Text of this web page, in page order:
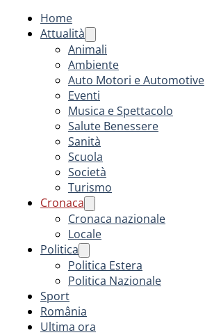
Home
Attualità
Animali
Ambiente
Auto Motori e Automotive
Eventi
Musica e Spettacolo
Salute Benessere
Sanità
Scuola
Società
Turismo
Cronaca
Cronaca nazionale
Locale
Politica
Politica Estera
Politica Nazionale
Sport
România
Ultima ora